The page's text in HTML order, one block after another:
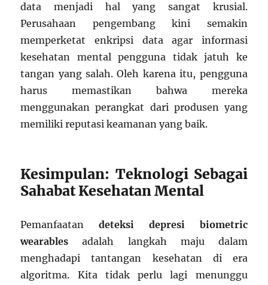
data menjadi hal yang sangat krusial.
Perusahaan pengembang kini semakin
memperketat enkripsi data agar informasi
kesehatan mental pengguna tidak jatuh ke
tangan yang salah. Oleh karena itu, pengguna
harus memastikan bahwa mereka
menggunakan perangkat dari produsen yang
memiliki reputasi keamanan yang baik.
Kesimpulan: Teknologi Sebagai
Sahabat Kesehatan Mental
Pemanfaatandeteksi depresi biometric
wearables adalah langkah maju dalam
menghadapi tantangan kesehatan di era
algoritma. Kita tidak perlu lagi menunggu